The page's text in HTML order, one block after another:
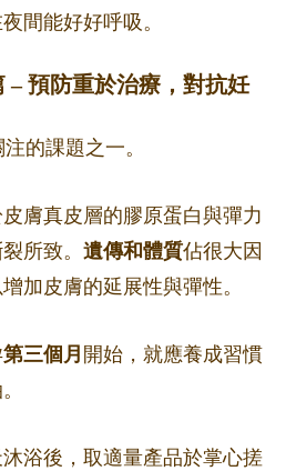
間能好好呼吸。
– 預防重於治療，對抗妊
的課題之一。
皮膚真皮層的膠原蛋白與彈力
所致。 遺傳和體質佔很大因
加皮膚的延展性與彈性。
第三個月 開始，就應養成習慣
浴後，取適量產品於掌心搓